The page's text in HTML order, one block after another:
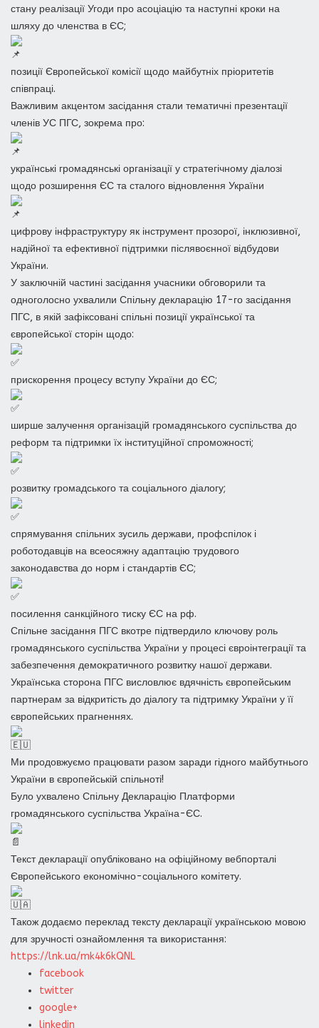
стану реалізації Угоди про асоціацію та наступні кроки на
шляху до членства в ЄС;
позиції Європейської комісії щодо майбутніх пріоритетів
співпраці.
Важливим акцентом засідання стали тематичні презентації
членів УС ПГС, зокрема про:
українські громадянські організації у стратегічному діалозі
щодо розширення ЄС та сталого відновлення України
цифрову інфраструктуру як інструмент прозорої, інклюзивної,
надійної та ефективної підтримки післявоєнної відбудови
України.
У заключній частині засідання учасники обговорили та
одноголосно ухвалили Спільну декларацію 17-го засідання
ПГС, в якій зафіксовані спільні позиції української та
європейської сторін щодо:
прискорення процесу вступу України до ЄС;
ширше залучення організацій громадянського суспільства до
реформ та підтримки їх інституційної спроможності;
розвитку громадського та соціального діалогу;
спрямування спільних зусиль держави, профспілок і
роботодавців на всеосяжну адаптацію трудового
законодавства до норм і стандартів ЄС;
посилення санкційного тиску ЄС на рф.
Спільне засідання ПГС вкотре підтвердило ключову роль
громадянського суспільства України у процесі євроінтеграції та
забезпечення демократичного розвитку нашої держави.
Українська сторона ПГС висловлює вдячність європейським
партнерам за відкритість до діалогу та підтримку України у її
європейських прагненнях.
Ми продовжуємо працювати разом заради гідного майбутнього
України в європейській спільноті!
Було ухвалено Спільну Декларацію Платформи
громадянського суспільства Україна-ЄС.
Текст декларації опубліковано на офіційному вебпорталі
Європейського економічно-соціального комітету.
Також додаємо переклад тексту декларації українською мовою
для зручності ознайомлення та використання:
https://lnk.ua/mk4k6kQNL
facebook
twitter
google+
linkedin